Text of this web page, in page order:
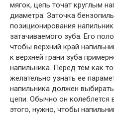
мягок, цепь точат круглым
диаметра. Заточка
позиционирования
затачиваемого зуба. Его
чтобы верхний край
к верхней грани зуба
напильника. Перед тем как
желательно узнать ее
напильника должен
цепи. Обычно он колеблется
этого, нужно, чтобы